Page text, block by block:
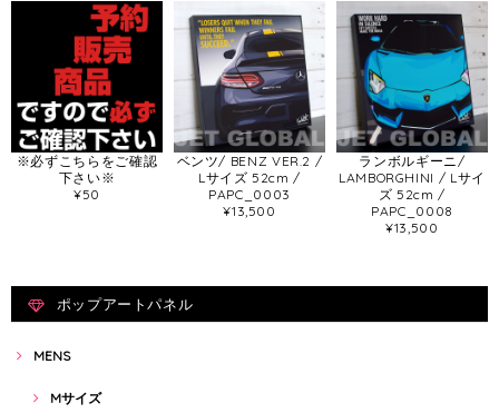
※必ずこちらをご確認
下さい※
¥50
ベンツ/ BENZ VER.2 /
Lサイズ 52cm /
PAPC_0003
¥13,500
ランボルギーニ/
LAMBORGHINI / Lサイ
ズ 52cm /
PAPC_0008
¥13,500
ポップアートパネル
MENS
Mサイズ